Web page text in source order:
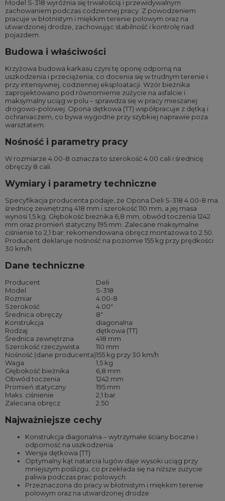
Model S-318 wyróżnia się trwałością i przewidywalnym
zachowaniem podczas codziennej pracy. Z powodzeniem
pracuje w błotnistym i miękkim terenie polowym oraz na
utwardzonej drodze, zachowując stabilność i kontrolę nad
pojazdem.
Budowa i właściwości
Krzyżowa budowa karkasu czyni tę oponę odporną na
uszkodzenia i przeciążenia, co docenia się w trudnym terenie i
przy intensywnej, codziennej eksploatacji. Wzór bieżnika
zaprojektowano pod równomierne zużycie na asfalcie i
maksymalny uciąg w polu – sprawdza się w pracy mieszanej
drogowo-polowej. Opona dętkowa (TT) współpracuje z dętką i
ochraniaczem, co bywa wygodne przy szybkiej naprawie poza
warsztatem.
Nośność i parametry pracy
W rozmiarze 4.00-8 oznacza to szerokość 4.00 cali i średnicę
obręczy 8 cali.
Wymiary i parametry techniczne
Specyfikacja producenta podaje, że Opona Deli S-318 4.00-8 ma
średnicę zewnętrzną 418 mm i szerokość 110 mm, a jej masa
wynosi 1,5 kg. Głębokość bieżnika 6,8 mm, obwód toczenia 1242
mm oraz promień statyczny 195 mm. Zalecane maksymalne
ciśnienie to 2,1 bar; rekomendowana obręcz montażowa to 2.50.
Producent deklaruje nośność na poziomie 155 kg przy prędkości
30 km/h.
Dane techniczne
Producent
Deli
Model
S-318
Rozmiar
4.00-8
Szerokość
4.00″
Średnica obręczy
8″
Konstrukcja
diagonalna
Rodzaj
dętkowa (TT)
Średnica zewnętrzna
418 mm
Szerokość rzeczywista
110 mm
Nośność (dane producenta)155 kg przy 30 km/h
Waga
1,5 kg
Głębokość bieżnika
6,8 mm
Obwód toczenia
1242 mm
Promień statyczny
195 mm
Maks. ciśnienie
2,1 bar
Zalecana obręcz
2.50
Najważniejsze cechy
Konstrukcja diagonalna – wytrzymałe ściany boczne i
odporność na uszkodzenia
Wersja dętkowa (TT)
Optymalny kąt natarcia lugów daje wysoki uciąg przy
mniejszym poślizgu, co przekłada się na niższe zużycie
paliwa podczas prac polowych.
Przeznaczona do pracy w błotnistym i miękkim terenie
polowym oraz na utwardzonej drodze